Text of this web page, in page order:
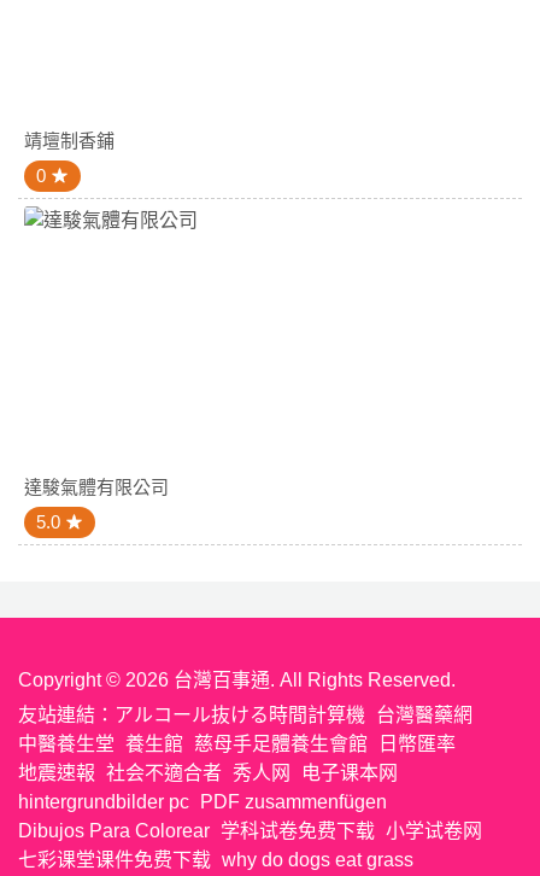
靖壇制香鋪
0
達駿氣體有限公司
5.0
Copyright © 2026 台灣百事通. All Rights Reserved.
友站連結： アルコール抜ける時間計算機
台灣醫藥網
中醫養生堂 養生館 慈母手足體養生會館
日幣匯率
地震速報 社会不適合者 秀人网
电子课本网
hintergrundbilder pc
PDF zusammenfügen
Dibujos Para Colorear 学科试卷免费下载 小学试卷网
七彩课堂课件免费下载 why do dogs eat grass